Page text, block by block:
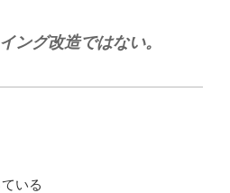
ング改造ではない。
いる